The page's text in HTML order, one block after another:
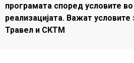
програмата според условите
реализацијата. Важат условите
Травел и СКТМ